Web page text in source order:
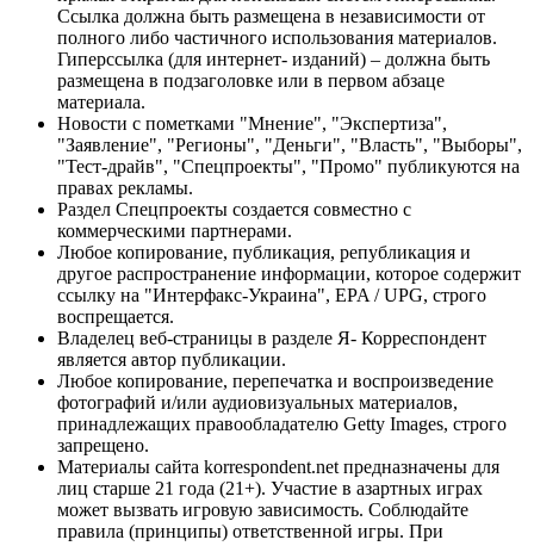
Ссылка должна быть размещена в независимости от
полного либо частичного использования материалов.
Гиперссылка (для интернет- изданий) – должна быть
размещена в подзаголовке или в первом абзаце
материала.
Новости с пометками "Мнение", "Экспертиза",
"Заявление", "Регионы", "Деньги", "Власть", "Выборы",
"Тест-драйв", "Спецпроекты", "Промо" публикуются на
правах рекламы.
Раздел Спецпроекты создается совместно с
коммерческими партнерами.
Любое копирование, публикация, републикация и
другое распространение информации, которое содержит
ссылку на "Интерфакс-Украина", EPA / UPG, строго
воспрещается.
Владелец веб-страницы в разделе Я- Корреспондент
является автор публикации.
Любое копирование, перепечатка и воспроизведение
фотографий и/или аудиовизуальных материалов,
принадлежащих правообладателю Getty Images, строго
запрещено.
Материалы сайта korrespondent.net предназначены для
лиц старше 21 года (21+). Участие в азартных играх
может вызвать игровую зависимость. Соблюдайте
правила (принципы) ответственной игры. При